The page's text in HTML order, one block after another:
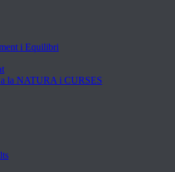
i Equilibri
la NATURA i CURSES